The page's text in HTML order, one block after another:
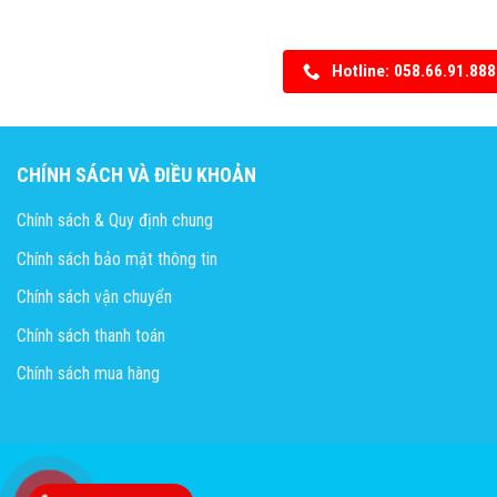
Hotline: 058.66.91.888
CHÍNH SÁCH VÀ ĐIỀU KHOẢN
Chính sách & Quy định chung
Chính sách bảo mật thông tin
Chính sách vận chuyển
Chính sách thanh toán
Chính sách mua hàng